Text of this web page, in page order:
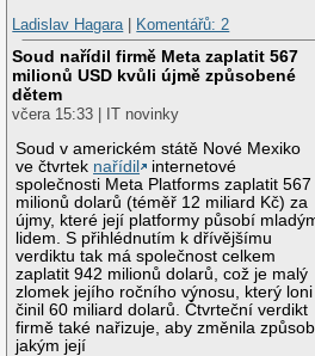
Ladislav Hagara| Komentářů: 2
Soud nařídil firmě Meta zaplatit 567
milionů USD kvůli újmě způsobené
dětem
včera 15:33 | IT novinky
Soud v americkém státě Nové Mexiko
ve čtvrtek nařídil
internetové
společnosti Meta Platforms zaplatit 567
milionů dolarů (téměř 12 miliard Kč) za
újmy, které její platformy působí
lidem. S přihlédnutím k dřívějšímu
verdiktu tak má společnost celkem
zaplatit 942 milionů dolarů, což je malý
zlomek jejího ročního výnosu, který loni
činil 60 miliard dolarů. Čtvrteční verdikt
firmě také nařizuje, aby změnila způsob,
jakým její